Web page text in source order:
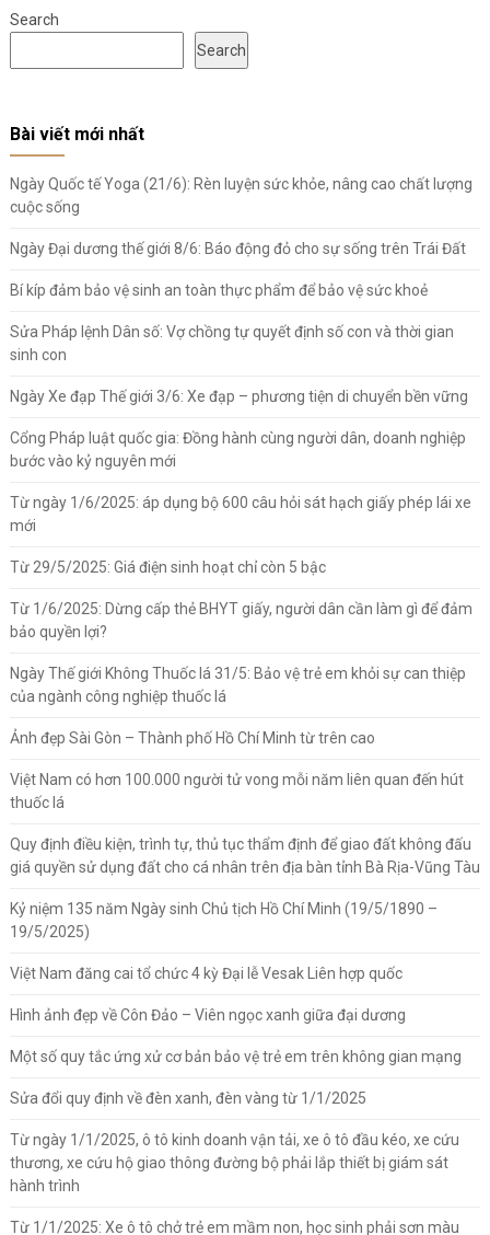
Search
Search
Bài viết mới nhất
Ngày Quốc tế Yoga (21/6): Rèn luyện sức khỏe, nâng cao chất lượng
cuộc sống
Ngày Đại dương thế giới 8/6: Báo động đỏ cho sự sống trên Trái Đất
Bí kíp đảm bảo vệ sinh an toàn thực phẩm để bảo vệ sức khoẻ
Sửa Pháp lệnh Dân số: Vợ chồng tự quyết định số con và thời gian
sinh con
Ngày Xe đạp Thế giới 3/6: Xe đạp – phương tiện di chuyển bền vững
Cổng Pháp luật quốc gia: Đồng hành cùng người dân, doanh nghiệp
bước vào kỷ nguyên mới
Từ ngày 1/6/2025: áp dụng bộ 600 câu hỏi sát hạch giấy phép lái xe
mới
Từ 29/5/2025: Giá điện sinh hoạt chỉ còn 5 bậc
Từ 1/6/2025: Dừng cấp thẻ BHYT giấy, người dân cần làm gì để đảm
bảo quyền lợi?
Ngày Thế giới Không Thuốc lá 31/5: Bảo vệ trẻ em khỏi sự can thiệp
của ngành công nghiệp thuốc lá
Ảnh đẹp Sài Gòn – Thành phố Hồ Chí Minh từ trên cao
Việt Nam có hơn 100.000 người tử vong mỗi năm liên quan đến hút
thuốc lá
Quy định điều kiện, trình tự, thủ tục thẩm định để giao đất không đấu
giá quyền sử dụng đất cho cá nhân trên địa bàn tỉnh Bà Rịa-Vũng Tàu
Kỷ niệm 135 năm Ngày sinh Chủ tịch Hồ Chí Minh (19/5/1890 –
19/5/2025)
Việt Nam đăng cai tổ chức 4 kỳ Đại lễ Vesak Liên hợp quốc
Hình ảnh đẹp về Côn Đảo – Viên ngọc xanh giữa đại dương
Một số quy tắc ứng xử cơ bản bảo vệ trẻ em trên không gian mạng
Sửa đổi quy định về đèn xanh, đèn vàng từ 1/1/2025
Từ ngày 1/1/2025, ô tô kinh doanh vận tải, xe ô tô đầu kéo, xe cứu
thương, xe cứu hộ giao thông đường bộ phải lắp thiết bị giám sát
hành trình
Từ 1/1/2025: Xe ô tô chở trẻ em mầm non, học sinh phải sơn màu